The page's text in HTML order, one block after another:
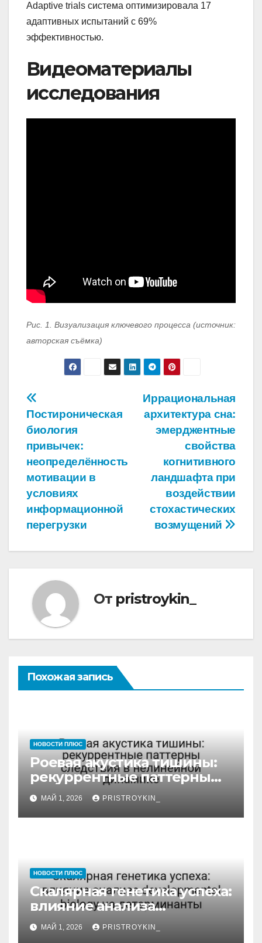
Adaptive trials система оптимизировала 17
адаптивных испытаний с 69%
эффективностью.
Видеоматериалы
исследования
Рис. 1. Визуализация ключевого процесса (источник:
авторская съёмка)
Навигация
по
записям
Иррациональная
архитектура сна:
эмерджентные
свойства
когнитивного
ландшафта при
воздействии
стохастических
возмущений
Постироническая
биология
привычек:
неопределённость
мотивации в
условиях
информационной
перегрузки
От pristroykin_
Похожая запись
НОВОСТИ ПЛЮС
Роевая акустика тишины:
рекуррентные паттерны
следствия в нелинейной
динамике
МАЙ 1, 2026 PRISTROYKIN_
НОВОСТИ ПЛЮС
Скалярная генетика успеха:
влияние анализа
developmental biology на
детерминанты
МАЙ 1, 2026 PRISTROYKIN_